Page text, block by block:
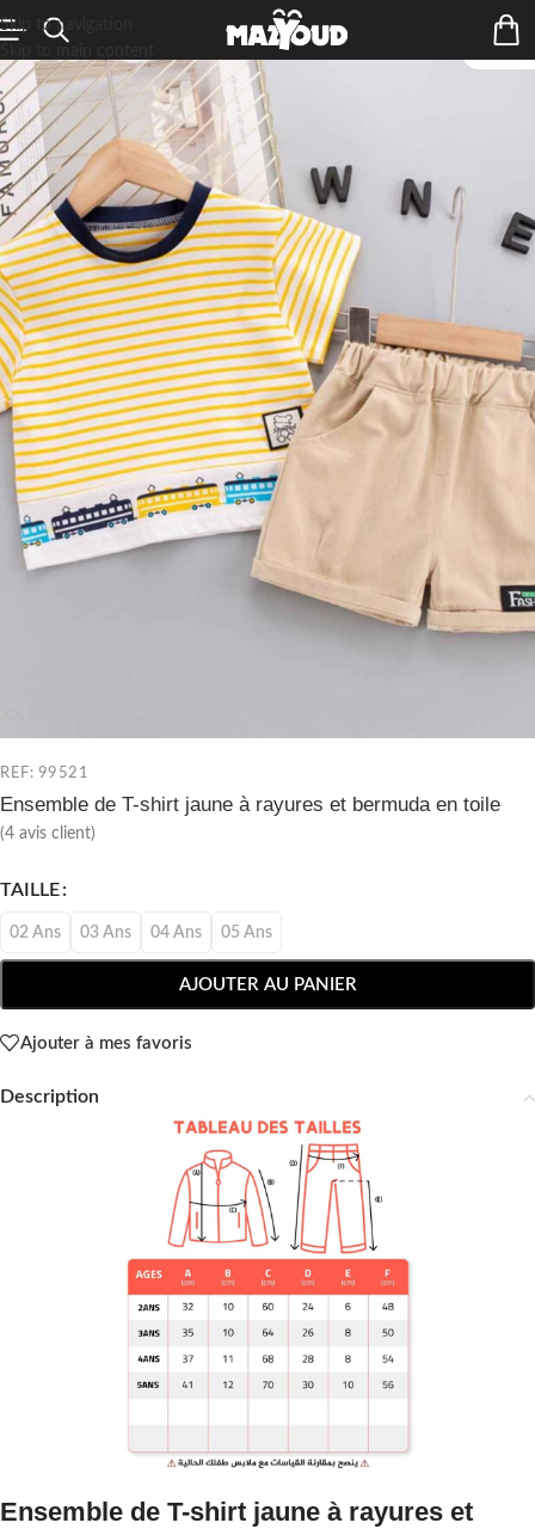
Skip to navigation
REF: 99521
Ensemble de T-shirt jaune à rayures et bermuda en toile
(4 avis client)
TAILLE
02 Ans 03 Ans 04 Ans 05 Ans
AJOUTER AU PANIER
Ajouter à mes favoris
Description
Ensemble de T-shirt jaune à rayures et